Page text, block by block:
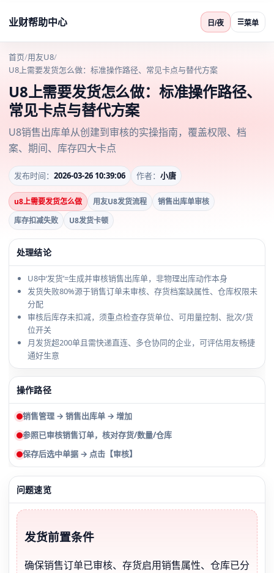
业财帮助中心 日/夜 ☰菜单
首页/用友U8/
U8上需要发货怎么做：标准操作路径、常见卡点与替代方案
U8上需要发货怎么做：标准操作路径、
常见卡点与替代方案
U8销售出库单从创建到审核的实操指南，覆盖权限、档
案、期间、库存四大卡点
发布时间： 2026-03-26 10:39:06 作者： 小唐
u8上需要发货怎么做 用友U8发货流程
销售出库单审核
库存扣减失败
U8发货卡顿
处理结论
U8中‘发货’=生成并审核销售出库单，非物理出库动作本身
发货失败80%源于销售订单未审核、存货档案缺属性、仓库权限未
分配
审核后库存未扣减，须重点检查存货单位、可用量控制、批次/货
位开关
月发货超200单且需快递直连、多仓协同的企业，可评估用友畅捷
通好生意
操作路径
销售管理 → 销售出库单 → 增加
参照已审核销售订单，核对存货/数量/仓库
保存后选中单据 → 点击【审核】
问题速览
发货前置条件
确保销售订单已审核、存货启用销售属性、仓库已分